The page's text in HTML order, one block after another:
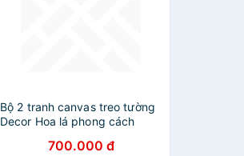
Bộ 2 tranh canvas treo tường
Decor Hoa lá phong cách
700.000 đ